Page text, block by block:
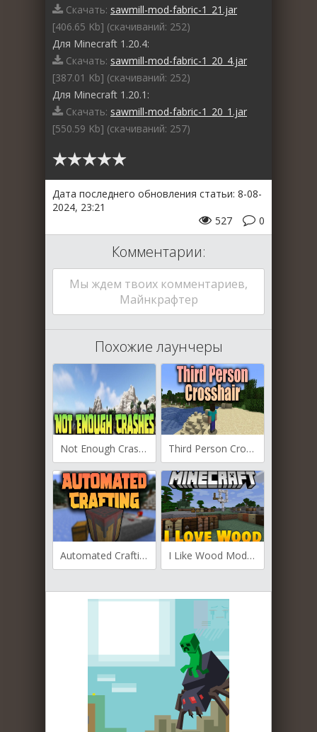
Скачать: sawmill-mod-fabric-1_21.jar
[406.65 Kb] (cкачиваний: 252)
Для Minecraft 1.20.4:
Скачать: sawmill-mod-fabric-1_20_4.jar
[387.01 Kb] (cкачиваний: 252)
Для Minecraft 1.20.1:
Скачать: sawmill-mod-fabric-1_20_1.jar
[550.59 Kb] (cкачиваний: 257)
Дата последнего обновления статьи: 8-08-
2024, 23:21
0
527
Комментарии:
Мы ждем твоих комментариев,
Майнкрафтер
Похожие лаунчеры
Not Enough Crashes для Майнкрафт [1.21, 1.20.6, 1.20.4] Third Person Crosshair для Майнкрафт [1.21, 1.20.6, 1.20.4]
Automated Crafting для Майнкрафт [1.20.6, 1.20.4] I Like Wood Mod для Майнкрафт [1.20.1, 1.19.2, 1.19]